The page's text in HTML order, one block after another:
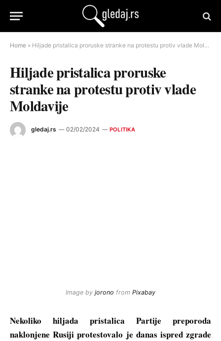
Home » Hiljade pristalica proruske stranke na protestu protiv vlade Moldavije
Hiljade pristalica proruske
stranke na protestu protiv vlade
Moldavije
gledaj.rs 02/02/2024 POLITIKA
Image by jorono from Pixabay
Nekoliko hiljada pristalica Partije preporoda
naklonjene Rusiji protestovalo je danas ispred zgrade